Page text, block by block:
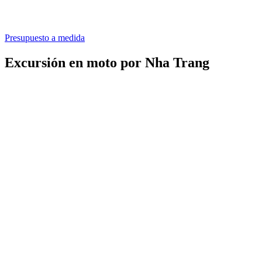
Presupuesto a medida
Excursión en moto por Nha Trang